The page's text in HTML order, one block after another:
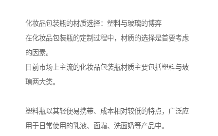
化妆品包装瓶的材质选择：塑料与玻璃的博弈
在化妆品包装瓶的定制过程中，材质的选择是首要考虑
的因素。
目前市场上主流的化妆品包装瓶材质主要包括塑料与玻
璃两大类。
塑料瓶以其轻便易携带、成本相对较低的特点，广泛应
用于日常使用的乳液、面霜、洗面奶等产品中。